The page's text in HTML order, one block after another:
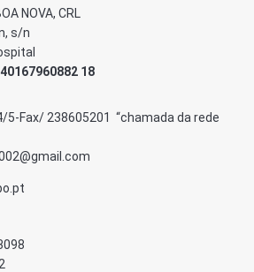
NOVA, CRL
s/n
18
Fax/ 238605201 “chamada da rede